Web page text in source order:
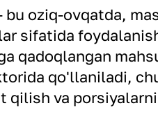
oziq-ovqatda,
sifatida
qadoqlangan
qo'llaniladi,
qilish va